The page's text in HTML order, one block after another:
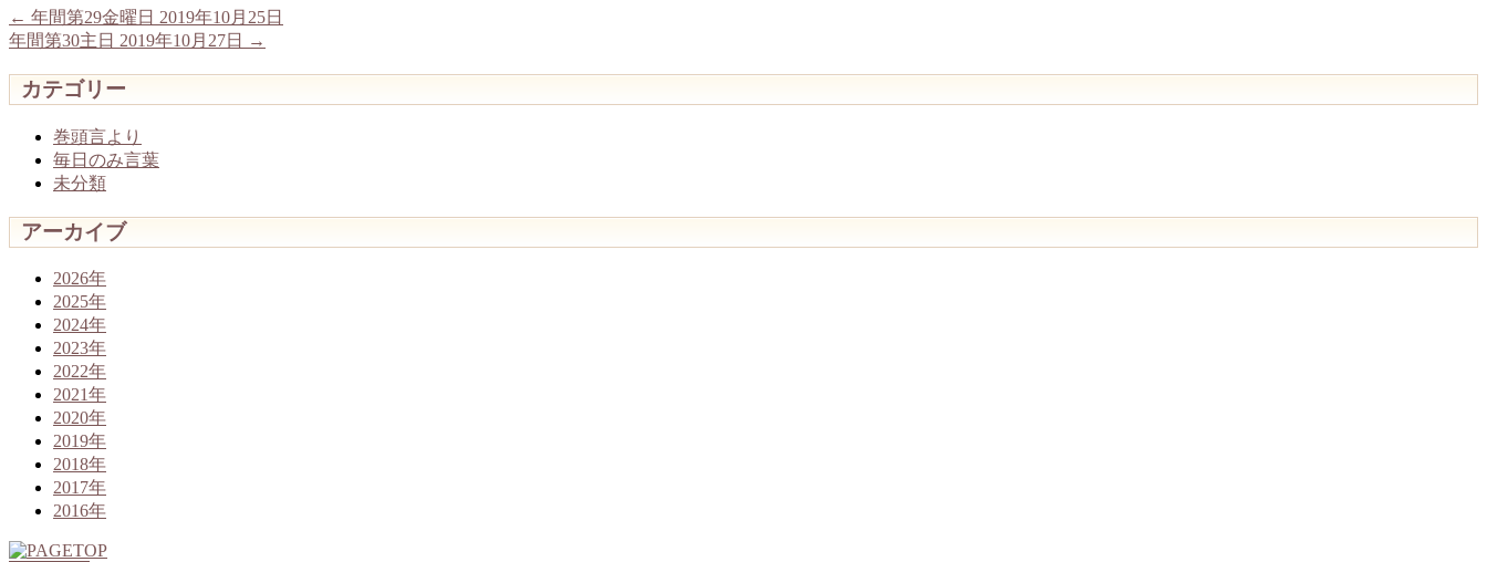
← 年間第29金曜日 2019年10月25日
年間第30主日 2019年10月27日
→
カテゴリー
巻頭言より
毎日のみ言葉
未分類
アーカイブ
2026年
2025年
2024年
2023年
2022年
2021年
2020年
2019年
2018年
2017年
2016年